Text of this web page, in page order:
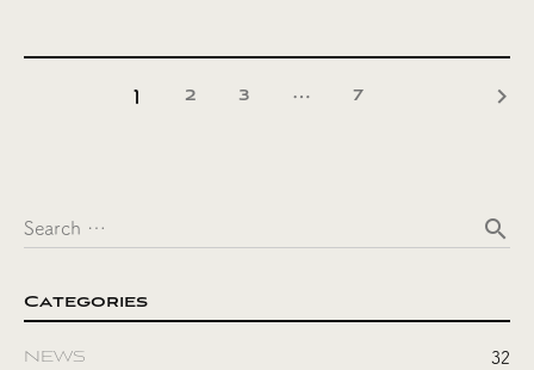
1 2 3 … 7 keyboard_arrow_right
Search … search
Categories
NEWS 32